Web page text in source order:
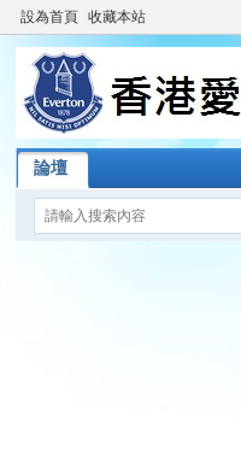
設為首頁 收藏本站
論壇